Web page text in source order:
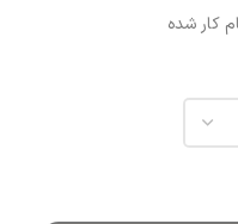
کار شده